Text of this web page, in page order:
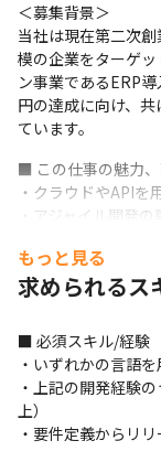
＜募集背景＞
当社は現在第二次
模の企業をターゲ
ン事業であるERP
円の達成に向け、
ています。
■ この仕事の魅力
・クラウドやAPIを
・アジャイル開発
・IT技術に強みを持
もっと見る
求められるス
■ 必須スキル/経験
・いずれかの言語
・上記の開発経験
上）
・要件定義からリ